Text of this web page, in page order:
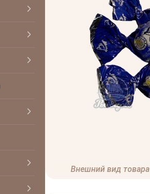
Внешний вид